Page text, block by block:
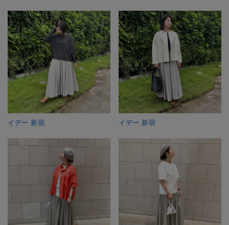
イデー 新宿 イデー 新宿